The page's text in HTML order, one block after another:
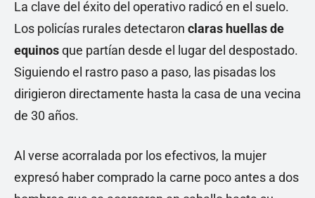
La clave del éxito del operativo radicó en el suelo.
Los policías rurales detectaron claras huellas de
equinosque partían desde el lugar del despostado.
Siguiendo el rastro paso a paso, las pisadas los
dirigieron directamente hasta la casa de una vecina
de 30 años.
Al verse acorralada por los efectivos, la mujer
expresó haber comprado la carne poco antes a dos